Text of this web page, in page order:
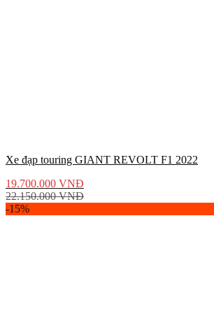
Xe đạp touring GIANT REVOLT F1 2022
19.700.000 VNĐ
22.150.000VNĐ
-15%